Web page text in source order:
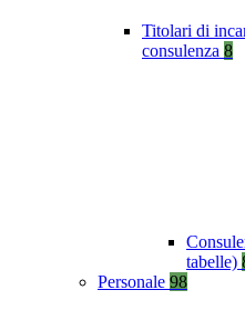
Titolari di
consulenza 8
tabelle)
Personale 98